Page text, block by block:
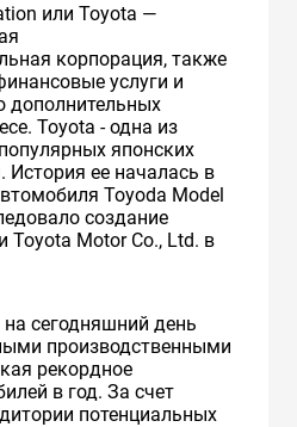
или Toyota —
корпорация, также
услуги и
дополнительных
Toyota - одна из
японских
ее началась в
Toyoda Model
создание
Toyota Motor Co., Ltd. в
сегодняшний день
производственными
рекордное
в год. За счет
потенциальных